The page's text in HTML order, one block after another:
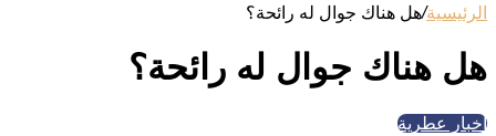
الرئيسية/هل هناك جوال له رائحة؟
هل هناك جوال له رائحة؟
أخبار عطرية